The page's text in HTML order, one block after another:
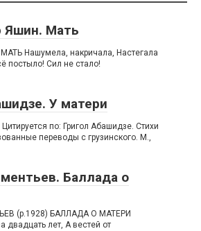
Яшин. Мать
Нашумела, накричала, Настегала
постыло! Сил не стало!
У матери
по: Григол Абашидзе. Стихи
переводы с грузинского. М.,
Баллада о
(р.1928) БАЛЛАДА О МАТЕРИ
двадцать лет, А вестей от